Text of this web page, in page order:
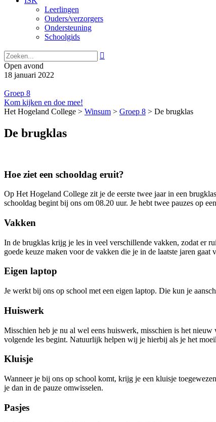
Leerlingen
Ouders/verzorgers
Ondersteuning
Schoolgids

Open avond
18 januari 2022
Groep 8
Kom kijken en doe mee!
Het Hogeland College > Winsum > Groep 8 > De brugklas
De brugklas
Hoe ziet een schooldag eruit?
Op Het Hogeland College zit je de eerste twee jaar in een
schooldag begint bij ons om 08.20 uur. Je hebt twee pauzes op
Vakken
In de brugklas krijg je les in veel verschillende vakken, zodat er
goede keuze maken voor de vakken die je in de laatste jaren gaat
Eigen laptop
Je werkt bij ons op school met een eigen laptop. Die kun je
Huiswerk
Misschien heb je nu al wel eens huiswerk, misschien is het
volgende les begint. Natuurlijk helpen wij je hierbij als je het
Kluisje
Wanneer je bij ons op school komt, krijg je een kluisje
je dan in de pauze omwisselen.
Pasjes